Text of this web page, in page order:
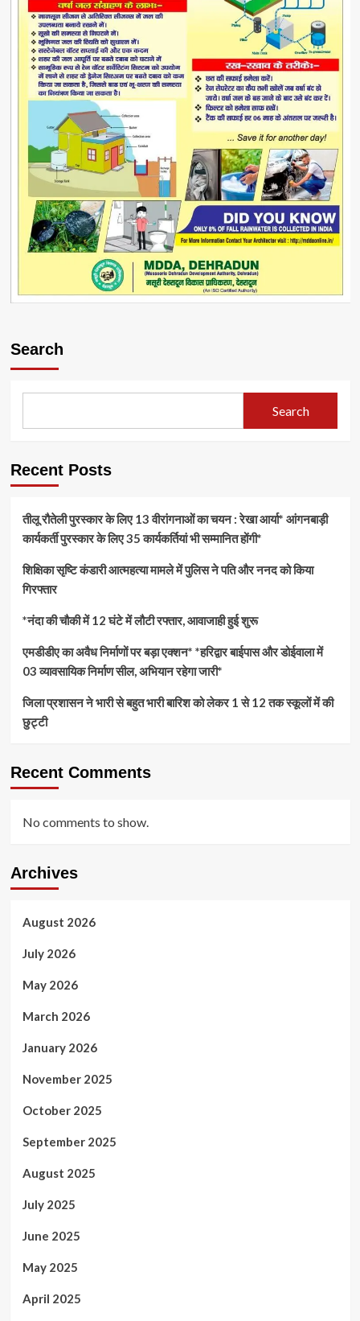
Search
Search
Recent Posts
तीलू रौतेली पुरस्कार के लिए 13 वीरांगनाओं का चयन : रेखा आर्या* आंगनबाड़ी
कार्यकर्ती पुरस्कार के लिए 35 कार्यकर्तियां भी सम्मानित होंगी*
शिक्षिका सृष्टि कंडारी आत्महत्या मामले में पुलिस ने पति और ननद को किया
गिरफ्तार
*नंदा की चौकी में 12 घंटे में लौटी रफ्तार, आवाजाही हुई शुरू
एमडीडीए का अवैध निर्माणों पर बड़ा एक्शन* *हरिद्वार बाईपास और डोईवाला में
03 व्यावसायिक निर्माण सील, अभियान रहेगा जारी*
जिला प्रशासन ने भारी से बहुत भारी बारिश को लेकर 1 से 12 तक स्कूलों में की
छुट्टी
Recent Comments
No comments to show.
Archives
August 2026
July 2026
May 2026
March 2026
January 2026
November 2025
October 2025
September 2025
August 2025
July 2025
June 2025
May 2025
April 2025